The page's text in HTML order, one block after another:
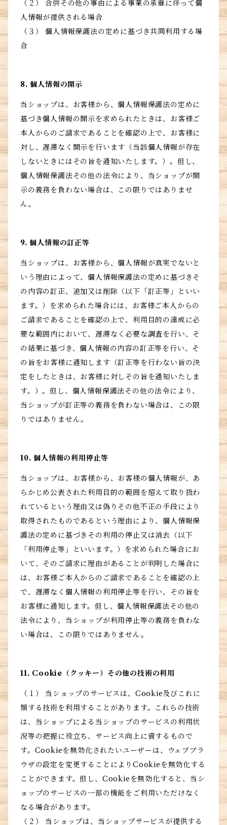
（２） 合併その他の事由による事業の承継に伴って個
人情報が提供される場合
（３） 個人情報保護法の定めに基づき共同利用する場
合
8. 個人情報の開示
当ショップは、お客様から、個人情報保護法の定めに
基づき個人情報の開示を求められたときは、お客様ご
本人からのご請求であることを確認の上で、お客様に
対し、遅滞なく開示を行います（当該個人情報が存在
しないときにはその旨を通知いたします。）。但し、
個人情報保護法その他の法令により、当ショップが開
示の義務を負わない場合は、この限りではありませ
ん。
9. 個人情報の訂正等
当ショップは、お客様から、個人情報が真実でないと
いう理由によって、個人情報保護法の定めに基づきそ
の内容の訂正、追加又は削除（以下「訂正等」といい
ます。）を求められた場合には、お客様ご本人からの
ご請求であることを確認の上で、利用目的の達成に必
要な範囲内において、遅滞なく必要な調査を行い、そ
の結果に基づき、個人情報の内容の訂正等を行い、そ
の旨をお客様に通知します（訂正等を行わない旨の決
定をしたときは、お客様に対しその旨を通知いたしま
す。）。但し、個人情報保護法その他の法令により、
当ショップが訂正等の義務を負わない場合は、この限
りではありません。
10. 個人情報の利用停止等
当ショップは、お客様から、お客様の個人情報が、あ
らかじめ公表された利用目的の範囲を超えて取り扱わ
れているという理由又は偽りその他不正の手段により
取得されたものであるという理由により、個人情報保
護法の定めに基づきその利用の停止又は消去（以下
「利用停止等」といいます。）を求められた場合にお
いて、そのご請求に理由があることが判明した場合に
は、お客様ご本人からのご請求であることを確認の上
で、遅滞なく個人情報の利用停止等を行い、その旨を
お客様に通知します。但し、個人情報保護法その他の
法令により、当ショップが利用停止等の義務を負わな
い場合は、この限りではありません。
11. Cookie（クッキー）その他の技術の利用
（１） 当ショップのサービスは、Cookie及びこれに
類する技術を利用することがあります。これらの技術
は、当ショップによる当ショップのサービスの利用状
況等の把握に役立ち、サービス向上に資するもので
す。Cookieを無効化されたいユーザーは、ウェブブラ
ウザの設定を変更することによりCookieを無効化する
ことができます。但し、Cookieを無効化すると、当シ
ョップのサービスの一部の機能をご利用いただけなく
なる場合があります。
（２） 当ショップは、当ショップサービスが提供する